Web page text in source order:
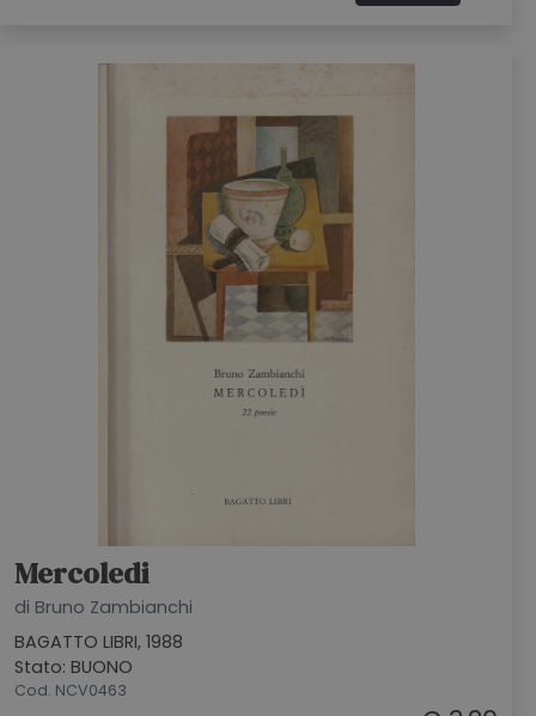
Mercoledi
di Bruno Zambianchi
BAGATTO LIBRI, 1988
Stato: BUONO
Cod. NCV0463